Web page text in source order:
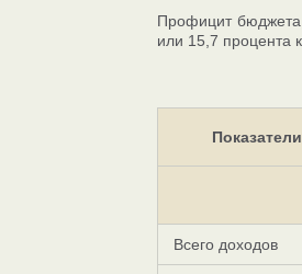
Профицит бюджета
или 15,7 процента
Показатели
Всего доходов